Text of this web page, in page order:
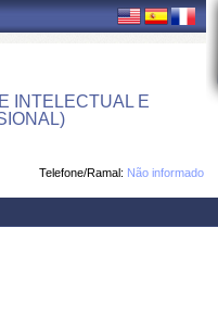
INTELECTUAL E
Telefone/Ramal: Não informado